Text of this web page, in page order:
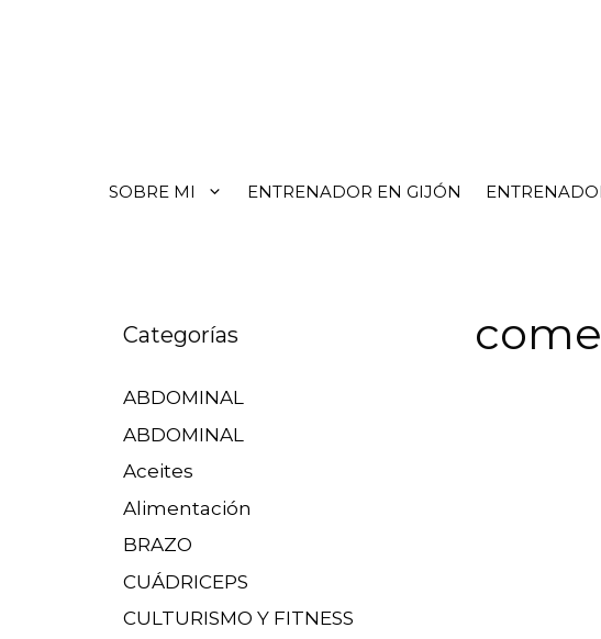
SOBRE MI ENTRENADOR EN GIJÓN
Categorías
ABDOMINAL
ABDOMINAL
Aceites
Alimentación
BRAZO
CUÁDRICEPS
CULTURISMO Y FITNESS